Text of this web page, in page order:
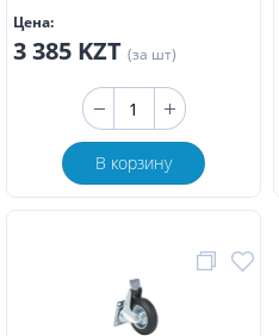
Цена:
3 385 KZT (за шт)
В корзину